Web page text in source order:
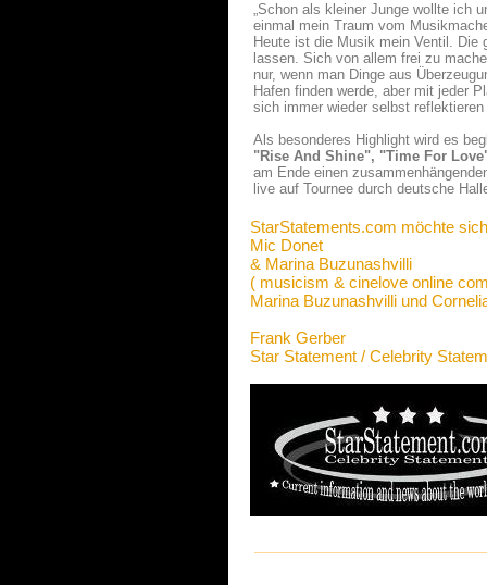
„Schon als kleiner Junge wollte ich
einmal mein Traum vom
Heute ist die Musik mein Ventil.
lassen. Sich von allem frei zu
nur, wenn man Dinge aus
Hafen finden werde, aber mit jeder
sich immer wieder selbst
Als besonderes Highlight wird es
"Rise And Shine", "Time For
am Ende einen
live auf Tournee durch deutsche
StarStatements.com möchte
Mic Donet
& Marina Buzunashvilli
( musicism & cinelove online
Marina Buzunashvilli und
Frank Gerber
Star Statement / Celebrity